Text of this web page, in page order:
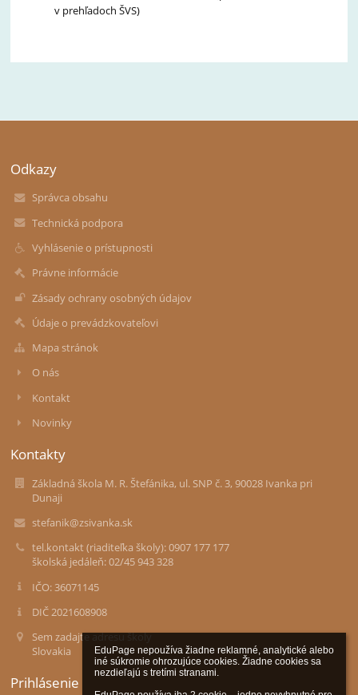
EduPage nepoužíva žiadne reklamné, analytické alebo
iné súkromie ohrozujúce cookies. Žiadne cookies sa
nezdieľajú s tretími stranami.
v prehľadoch ŠVS)
Odkazy
Správca obsahu
Technická podpora
Vyhlásenie o prístupnosti
Právne informácie
Zásady ochrany osobných údajov
Údaje o prevádzkovateľovi
Mapa stránok
O nás
Kontakt
Novinky
Kontakty
Základná škola M. R. Štefánika, ul. SNP č. 3, 90028 Ivanka pri
Dunaji
stefanik@zsivanka.sk
tel.kontakt (riaditeľka školy): 0907 177 177
školská jedáleň: 02/45 943 328
IČO: 36071145
DIČ 2021608908
Sem zadajte adresu školy
Slovakia
Prihlásenie